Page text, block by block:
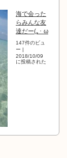
海で会った
らみんな友
達だー(｡･ ω
147件のビュ
ー |
2018/10/09
に投稿された